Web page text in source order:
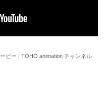
ビー | TOHO animation チャンネル